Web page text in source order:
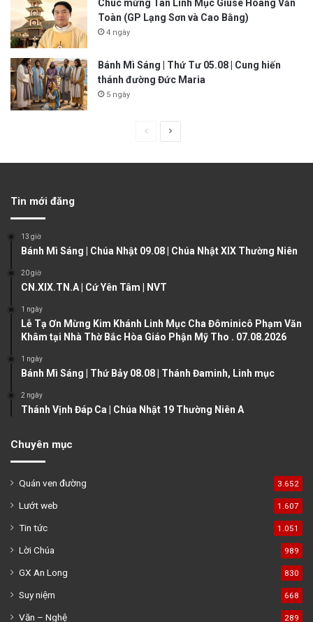
Chúc mừng Tân Linh Mục Giuse Hoàng Văn
Toàn (GP Lạng Sơn và Cao Bằng)
4 ngày
Bánh Mì Sáng | Thứ Tư 05.08 | Cung hiến
thánh đường Đức Maria
5 ngày
u
p
g
g
Tin mới đăng
13 giờ
Bánh Mì Sáng | Chúa Nhật 09.08 | Chúa Nhật XIX Thường Niên
20 giờ
CN.XIX.TN.A | Cứ Yên Tâm | NVT
1 ngày
Lễ Tạ Ơn Mừng Kim Khánh Linh Mục Cha Đôminicô Phạm Văn
Khâm tại Nhà Thờ Bắc Hòa Giáo Phận Mỹ Tho . 07.08.2026
1 ngày
Bánh Mì Sáng | Thứ Bảy 08.08 | Thánh Đaminh, Linh mục
2 ngày
Thánh Vịnh Đáp Ca | Chúa Nhật 19 Thường Niên A
Chuyên mục
Quán ven đường 3.652
Lướt web 1.607
Tin tức 1.051
Lời Chúa 989
GX An Long 830
Suy niệm 668
Văn – Nghệ 289